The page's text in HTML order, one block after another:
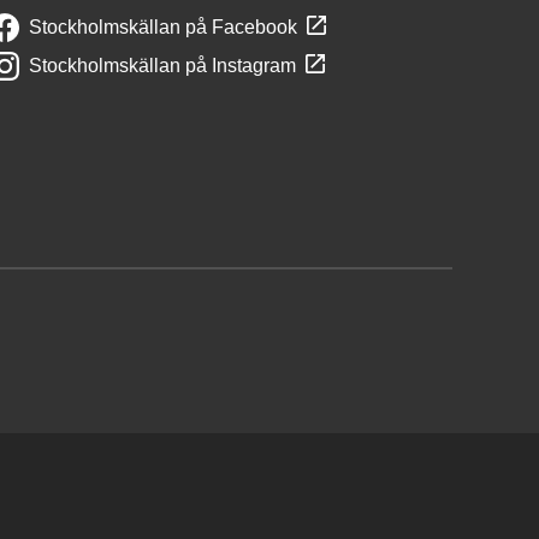
Stockholmskällan på Facebook
Stockholmskällan på Instagram